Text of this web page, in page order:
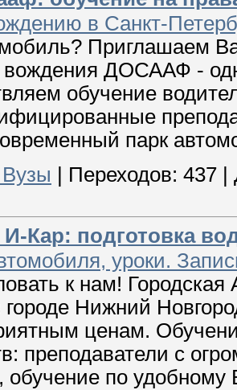
в Санкт-
Приглашаем
ДОСААФ -
обучение
парк
| Переходов: 437 |
Кар: подготовка
уроки.
к нам! Городская
городе Нижний
ценам.
преподаватели с
обучение по